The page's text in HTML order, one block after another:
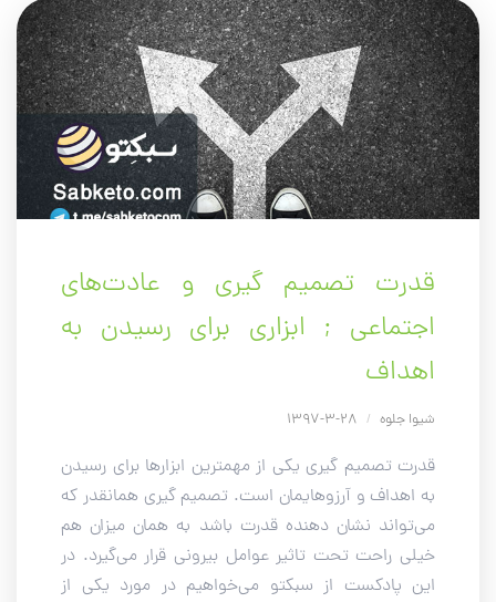
قدرت تصمیم گیری و عادت‌های
اجتماعی ; ابزاری برای رسیدن به
اهداف
شیوا جلوه /
قدرت تصمیم گیری یکی از مهمترین ابزارها برای رسیدن
به اهداف و آرزوهایمان است. تصمیم گیری همانقدر که
می‌تواند نشان دهنده قدرت باشد به همان میزان هم
خیلی راحت تحت تاثیر عوامل بیرونی قرار می‌گیرد. در
این پادکست از سبکتو می‌خواهیم در مورد یکی از